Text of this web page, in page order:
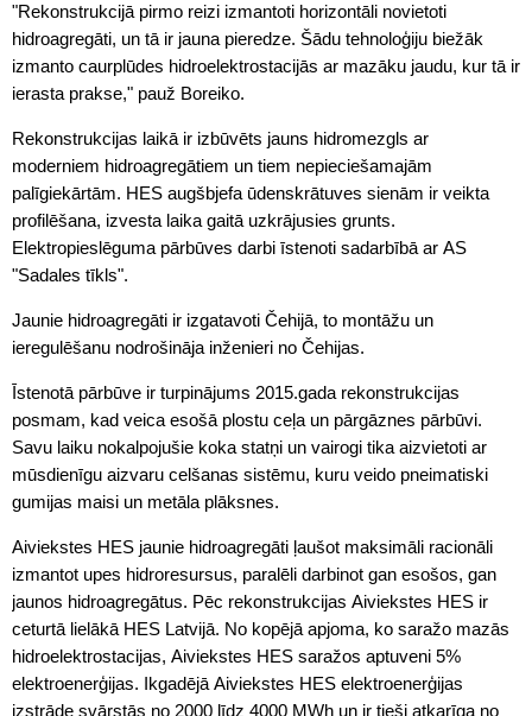
"Rekonstrukcijā pirmo reizi izmantoti horizontāli novietoti
hidroagregāti, un tā ir jauna pieredze. Šādu tehnoloģiju biežāk
izmanto caurplūdes hidroelektrostacijās ar mazāku jaudu, kur tā ir
ierasta prakse," pauž Boreiko.
Rekonstrukcijas laikā ir izbūvēts jauns hidromezgls ar
moderniem hidroagregātiem un tiem nepieciešamajām
palīgiekārtām. HES augšbjefa ūdenskrātuves sienām ir veikta
profilēšana, izvesta laika gaitā uzkrājusies grunts.
Elektropieslēguma pārbūves darbi īstenoti sadarbībā ar AS
"Sadales tīkls".
Jaunie hidroagregāti ir izgatavoti Čehijā, to montāžu un
ieregulēšanu nodrošināja inženieri no Čehijas.
Īstenotā pārbūve ir turpinājums 2015.gada rekonstrukcijas
posmam, kad veica esošā plostu ceļa un pārgāznes pārbūvi.
Savu laiku nokalpojušie koka statņi un vairogi tika aizvietoti ar
mūsdienīgu aizvaru celšanas sistēmu, kuru veido pneimatiski
gumijas maisi un metāla plāksnes.
Aiviekstes HES jaunie hidroagregāti ļaušot maksimāli racionāli
izmantot upes hidroresursus, paralēli darbinot gan esošos, gan
jaunos hidroagregātus. Pēc rekonstrukcijas Aiviekstes HES ir
ceturtā lielākā HES Latvijā. No kopējā apjoma, ko saražo mazās
hidroelektrostacijas, Aiviekstes HES saražos aptuveni 5%
elektroenerģijas. Ikgadējā Aiviekstes HES elektroenerģijas
izstrāde svārstās no 2000 līdz 4000 MWh un ir tieši atkarīga no